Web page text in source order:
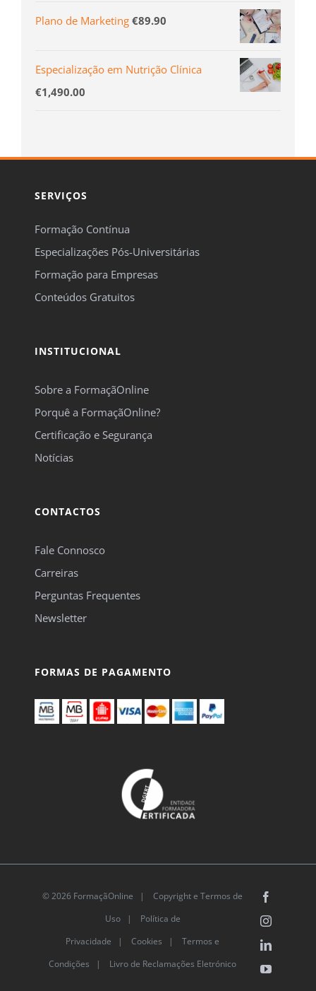
Plano de Marketing €89.90
Especialização em Nutrição Clínica
€1,490.00
SERVIÇOS
Formação Contínua
Especializações Pós-Universitárias
Formação para Empresas
Conteúdos Gratuitos
INSTITUCIONAL
Sobre a FormaçãOnline
Porquê a FormaçãOnline?
Certificação e Segurança
Notícias
CONTACTOS
Fale Connosco
Carreiras
Perguntas Frequentes
Newsletter
FORMAS DE PAGAMENTO
© 2026 FormaçãOnline |
Copyright e Termos de
Uso|
Política de
Privacidade | Cookies |
Termos e
Condições |
Livro de Reclamações Eletrónico
Instagram
LinkedIn
YouTube